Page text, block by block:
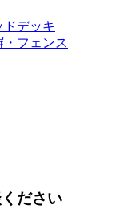
ドデッキ
フェンス
ださい